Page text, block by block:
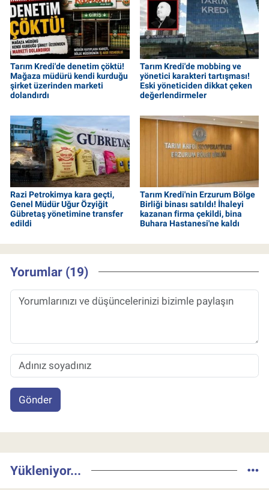
Tarım Kredi'de denetim çöktü!
Mağaza müdürü kendi kurduğu
şirket üzerinden marketi
dolandırdı
Tarım Kredi'de mobbing ve
yönetici karakteri tartışması!
Eski yöneticiden dikkat çeken
değerlendirmeler
Razi Petrokimya kara geçti,
Genel Müdür Uğur Özyiğit
Gübretaş yönetimine transfer
edildi
Tarım Kredi'nin Erzurum Bölge
Birliği binası satıldı! İhaleyi
kazanan firma çekildi, bina
Buhara Hastanesi'ne kaldı
Yorumlar (19)
Gönder
Yükleniyor...